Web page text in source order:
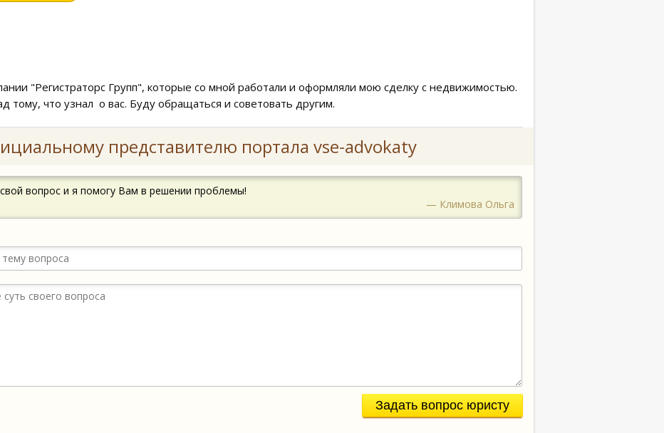
"Регистраторс Групп", которые со мной работали и оформляли мою сделку с недвижимостью.
тому, что узнал о вас. Буду обращаться и советовать другим.
представителю портала vse-advokaty
вопрос и я помогу Вам в решении проблемы!
— Климова Ольга
Задать вопрос юристу